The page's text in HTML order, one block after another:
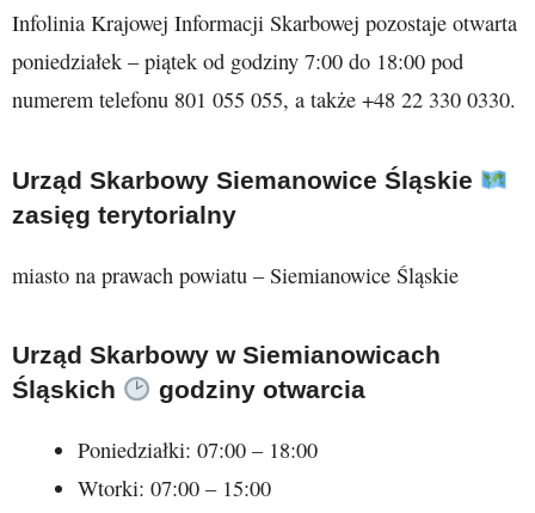
Infolinia Krajowej Informacji Skarbowej pozostaje otwarta
poniedziałek – piątek od godziny 7:00 do 18:00 pod
numerem telefonu 801 055 055, a także +48 22 330 0330.
Urząd Skarbowy Siemanowice Śląskie
zasięg terytorialny
miasto na prawach powiatu – Siemianowice Śląskie
Urząd Skarbowy w Siemianowicach
Śląskich
godziny otwarcia
Poniedziałki: 07:00 – 18:00
Wtorki: 07:00 – 15:00